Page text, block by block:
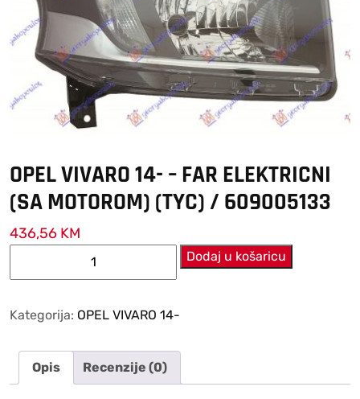
OPEL VIVARO 14- – FAR ELEKTRICNI
(SA MOTOROM) (TYC) / 609005133
436,56 KM
–
ELEKTRICNI
MOTOROM)
Dodaj u košaricu
Kategorija: OPEL VIVARO 14-
Opis Recenzije (0)